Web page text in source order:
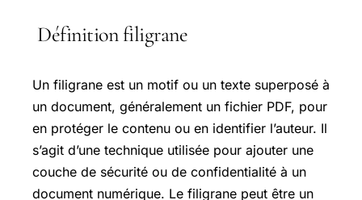
Définition filigrane
Un filigrane est un motif ou un texte superposé à
un document, généralement un fichier PDF, pour
en protéger le contenu ou en identifier l’auteur. Il
s’agit d’une technique utilisée pour ajouter une
couche de sécurité ou de confidentialité à un
document numérique. Le filigrane peut être un